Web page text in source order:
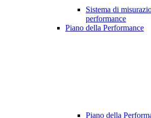
Sistema di
performance
Piano della Performance
Piano della